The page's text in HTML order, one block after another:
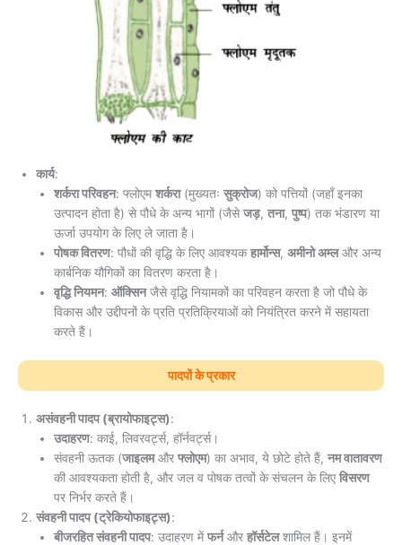
कार्य:
शर्करा परिवहन: फ्लोएमशर्करा(मुख्यतः सुक्रोज) को पत्तियों (जहाँ इनका
उत्पादन होता है) से पौधे के अन्य भागों (जैसेजड़, तना, पुष्प) तक भंडारण या
ऊर्जा उपयोग के लिए ले जाता है।
पोषक वितरण: पौधों की वृद्धि के लिए आवश्यकहार्मोन्स, अमीनो अम्लऔर अन्य
कार्बनिक यौगिकों का वितरण करता है।
वृद्धि नियमन: ऑक्सिनजैसे वृद्धि नियामकों का परिवहन करता है जो पौधे के
विकास और उद्दीपनों के प्रति प्रतिक्रियाओं को नियंत्रित करने में सहायता
करते हैं।
पादपों के प्रकार
असंवहनी पादप (ब्रायोफाइट्स):
उदाहरण: काई, लिवरवर्ट्स, हॉर्नवर्ट्स।
संवहनी ऊतक (जाइलमऔर फ्लोएम) का अभाव, ये छोटे होते हैं, नम वातावरण
की आवश्यकता होती है, और जल व पोषक तत्वों के संचलन के लिए विसरण
पर निर्भर करते हैं।
संवहनी पादप (ट्रेकियोफाइट्स):
बीजरहित संवहनी पादप: उदाहरण मेंफर्नऔर हॉर्सटेलशामिल हैं। इनमें